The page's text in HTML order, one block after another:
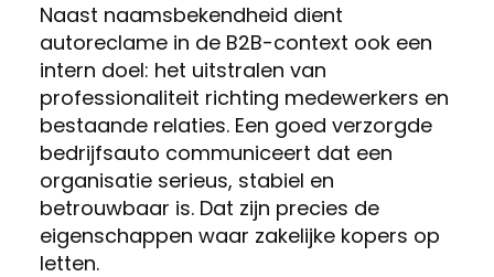
Naast naamsbekendheid dient
autoreclame in de B2B-context ook een
intern doel: het uitstralen van
professionaliteit richting medewerkers en
bestaande relaties. Een goed verzorgde
bedrijfsauto communiceert dat een
organisatie serieus, stabiel en
betrouwbaar is. Dat zijn precies de
eigenschappen waar zakelijke kopers op
letten.